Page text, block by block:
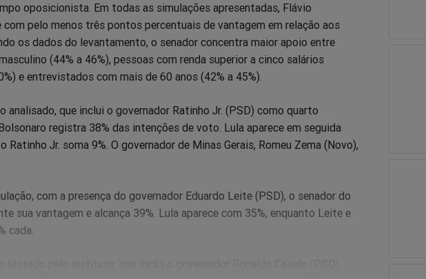
oposicionista. Em todas as simulações apresentadas, Flávio
com pelo menos três pontos percentuais de vantagem em relação aos
os dados do levantamento, o senador concentra maior apoio entre
(44% a 46%), pessoas com renda superior a cinco salários
e entrevistados com mais de 60 anos (42% a 45%).
analisado, que inclui o governador Ratinho Jr. (PSD) como quarto
registra 38% das intenções de voto. Lula aparece em seguida
Ratinho Jr. soma 9%. O governador de Minas Gerais, Romeu Zema (Novo),
com a presença do governador Eduardo Leite (PSD), o senador do
sua vantagem e alcança 39%. Lula aparece com 35%, enquanto Leite e
cada.